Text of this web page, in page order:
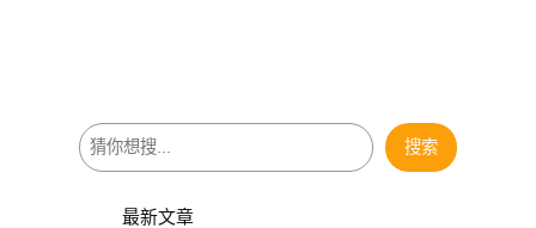
搜
索
搜索
最新文章